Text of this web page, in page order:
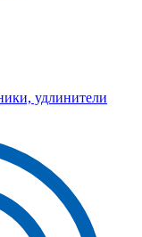
удлинители